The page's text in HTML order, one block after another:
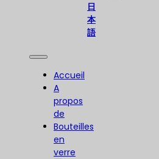
日
本
語
Accueil
A
propos
de
Bouteilles
en
verre